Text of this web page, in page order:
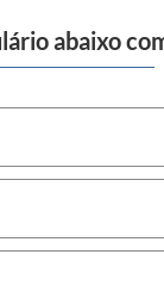
abaixo